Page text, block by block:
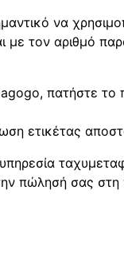
να
τον αριθμό
πατήστε
ετικέτας
υπηρεσία
πώλησή σας